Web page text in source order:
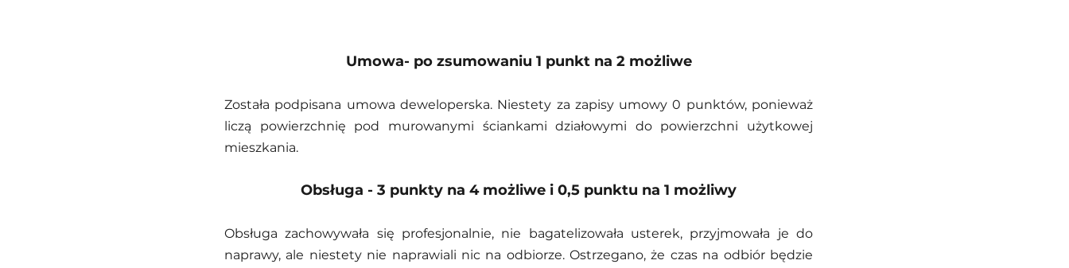
Umowa- po zsumowaniu 1 punkt na 2 możliwe
Została podpisana umowa deweloperska. Niestety za zapisy umowy 0 punktów, ponieważ
liczą powierzchnię pod murowanymi ściankami działowymi do powierzchni użytkowej
mieszkania.
Obsługa - 3 punkty na 4 możliwe i 0,5 punktu na 1 możliwy
Obsługa zachowywała się profesjonalnie, nie bagatelizowała usterek, przyjmowała je do
naprawy, ale niestety nie naprawiali nic na odbiorze. Ostrzegano, że czas na odbiór będzie